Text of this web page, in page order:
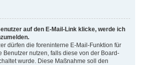
auf den E-Mail-Link klicke, werde ich
dürfen die foreninterne E-Mail-Funktion für
Benutzer nutzen, falls diese von der Board-
wurde. Diese Maßnahme soll den